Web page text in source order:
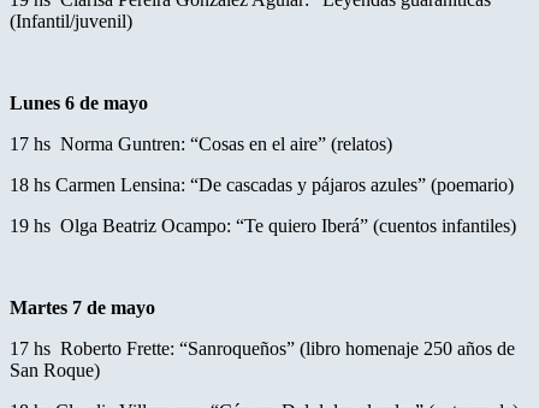
(Infantil/juvenil)
Lunes 6 de mayo
17 hs Norma Guntren: “Cosas en el aire” (relatos)
18 hs Carmen Lensina: “De cascadas y pájaros azules” (poemario)
19 hs Olga Beatriz Ocampo: “Te quiero Iberá” (cuentos infantiles)
Martes 7 de mayo
17 hs Roberto Frette: “Sanroqueños” (libro homenaje 250 años de
San Roque)